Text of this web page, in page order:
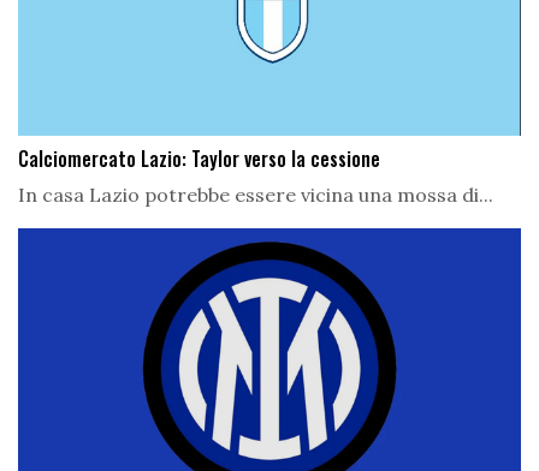
Calciomercato Lazio: Taylor verso la cessione
In casa Lazio potrebbe essere vicina una mossa di...